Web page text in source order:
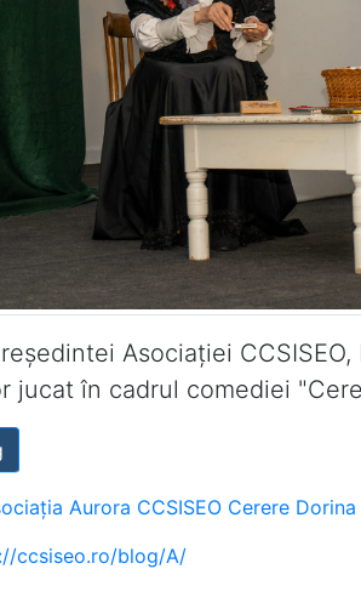
Asociației
jucat în cadrul comediei
Aurora CCSISEO Cerere Dorina
ccsiseo.ro/blog/A/